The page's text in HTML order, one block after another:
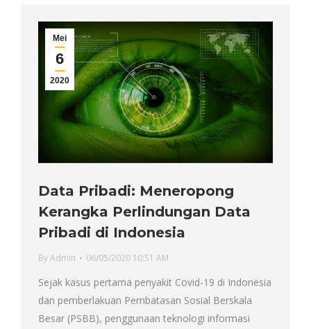
Mei
6
2020
Data Pribadi: Meneropong
Kerangka Perlindungan Data
Pribadi di Indonesia
ByAdmin 06/05/2020 10:51 AM
Sejak kasus pertama penyakit Covid-19 di Indonesia
dan pemberlakuan Pembatasan Sosial Berskala
Besar (PSBB), penggunaan teknologi informasi